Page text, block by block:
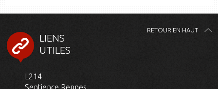
RETOUR EN HAUT
LIENS
UTILES
L214
Sentience Rennes